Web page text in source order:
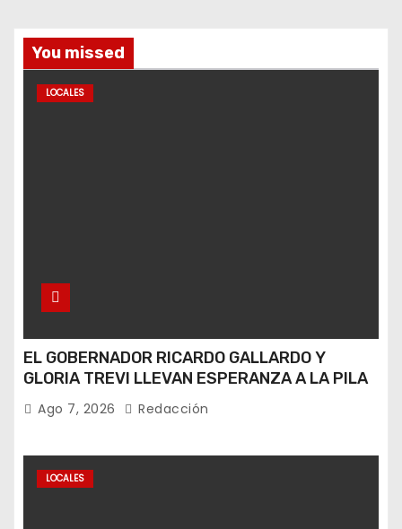
You missed
LOCALES
EL GOBERNADOR RICARDO GALLARDO Y
GLORIA TREVI LLEVAN ESPERANZA A LA PILA
Ago 7, 2026 Redacción
LOCALES